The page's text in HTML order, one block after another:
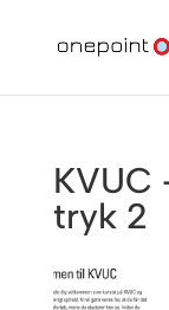
KVUC
tryk 2